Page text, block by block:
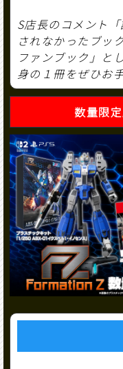
S店長のコメント
されなかったブッ
ファンブック」と
身の１冊をぜひお
数量限